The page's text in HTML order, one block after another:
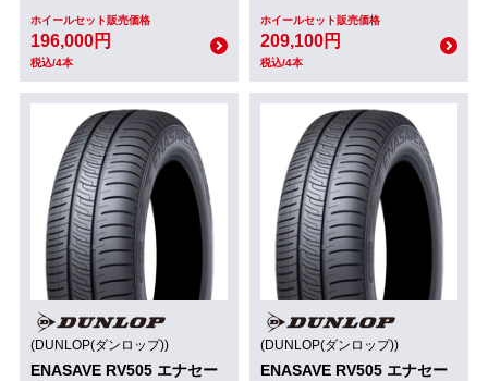
ホイールセット販売価格
196,000円
税込/4本
ホイールセット販売価格
209,100円
税込/4本
(DUNLOP(ダンロップ))
ENASAVE RV505 エナセー
(DUNLOP(ダンロップ))
ENASAVE RV505 エナセー